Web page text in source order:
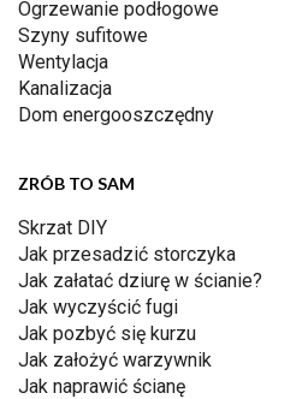
Ogrzewanie podłogowe
Szyny sufitowe
Wentylacja
Kanalizacja
Dom energooszczędny
ZRÓB TO SAM
Skrzat DIY
Jak przesadzić storczyka
Jak załatać dziurę w ścianie?
Jak wyczyścić fugi
Jak pozbyć się kurzu
Jak założyć warzywnik
Jak naprawić ścianę